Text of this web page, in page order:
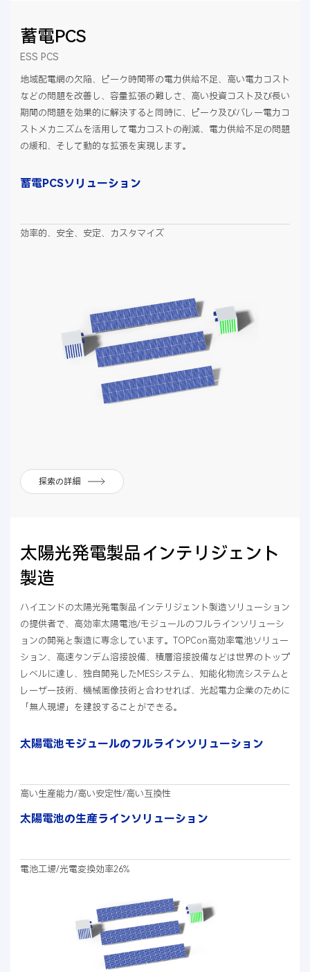
蓄電PCS
ESS PCS
地域配電網の欠陥、ピーク時間帯の電力供給不足、高い電力コスト
などの問題を改善し、容量拡張の難しさ、高い投資コスト及び長い
期間の問題を効果的に解決すると同時に、ピーク及びバレー電力コ
ストメカニズムを活用して電力コストの削減、電力供給不足の問題
の緩和、そして動的な拡張を実現します。
蓄電PCSソリューション
効率的、安全、安定、カスタマイズ
探索の詳細
太陽光発電製品インテリジェント
製造
ハイエンドの太陽光発電製品インテリジェント製造ソリューション
の提供者で、高効率太陽電池/モジュールのフルラインソリューシ
ョンの開発と製造に専念しています。TOPCon高効率電池ソリュー
ション、高速タンデム溶接設備、積層溶接設備などは世界のトップ
レベルに達し、独自開発したMESシステム、知能化物流システムと
レーザー技術、機械画像技術と合わせれば、光起電力企業のために
「無人現場」を建設することができる。
太陽電池モジュールのフルラインソリューション
高い生産能力/高い安定性/高い互換性
太陽電池の生産ラインソリューション
電池工場/光電変換効率26%